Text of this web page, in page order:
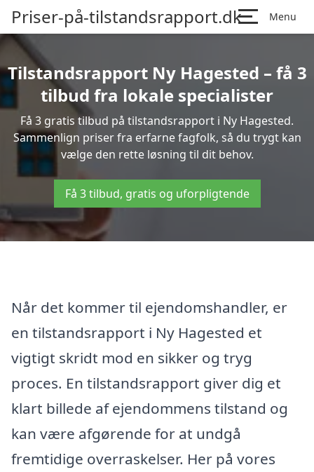
Priser-på-tilstandsrapport.dk Menu
Tilstandsrapport Ny Hagested – få 3
tilbud fra lokale specialister
Få 3 gratis tilbud på tilstandsrapport i Ny Hagested.
Sammenlign priser fra erfarne fagfolk, så du trygt kan
vælge den rette løsning til dit behov.
Få 3 tilbud, gratis og uforpligtende
Når det kommer til ejendomshandler, er
en tilstandsrapport i Ny Hagested et
vigtigt skridt mod en sikker og tryg
proces. En tilstandsrapport giver dig et
klart billede af ejendommens tilstand og
kan være afgørende for at undgå
fremtidige overraskelser. Her på vores